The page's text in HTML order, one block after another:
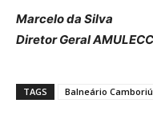
Marcelo da Silva
Diretor Geral AMULECC
TAGS Balneário Camboriú